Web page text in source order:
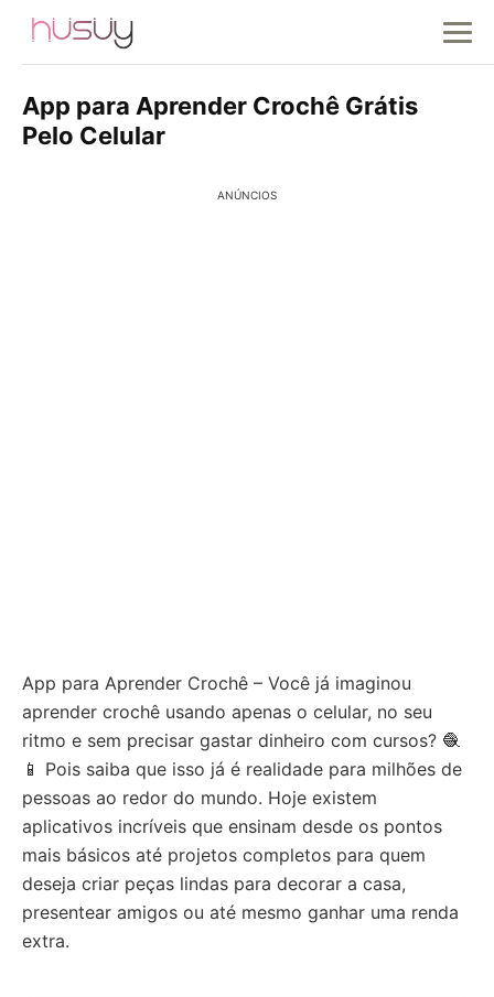
App para Aprender Crochê Grátis
Pelo Celular
ANÚNCIOS
App para Aprender Crochê – Você já imaginou
aprender crochê usando apenas o celular, no seu
ritmo e sem precisar gastar dinheiro com cursos? 🧶
📱 Pois saiba que isso já é realidade para milhões de
pessoas ao redor do mundo. Hoje existem
aplicativos incríveis que ensinam desde os pontos
mais básicos até projetos completos para quem
deseja criar peças lindas para decorar a casa,
presentear amigos ou até mesmo ganhar uma renda
extra.